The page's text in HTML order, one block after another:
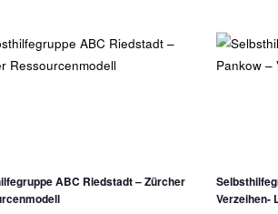
ABC Riedstadt – Zürcher
Verzeihen-